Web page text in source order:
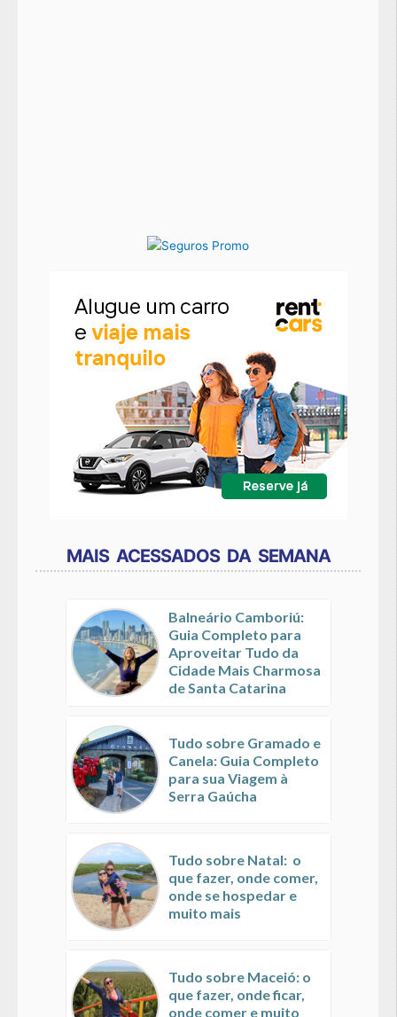
MAIS ACESSADOS DA SEMANA
Balneário Camboriú:
Guia Completo para
Aproveitar Tudo da
Cidade Mais Charmosa
de Santa Catarina
Tudo sobre Gramado e
Canela: Guia Completo
para sua Viagem à
Serra Gaúcha
Tudo sobre Natal: o
que fazer, onde comer,
onde se hospedar e
muito mais
Tudo sobre Maceió: o
que fazer, onde ficar,
onde comer e muito